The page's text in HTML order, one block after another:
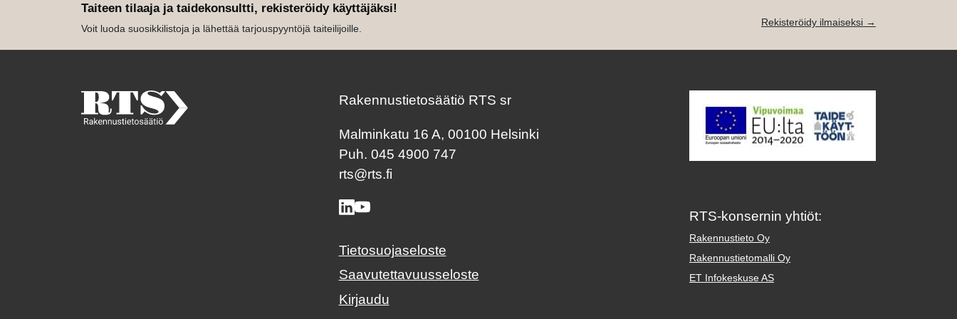
Taiteen tilaaja ja taidekonsultti, rekisteröidy käyttäjäksi!
Voit luoda suosikkilistoja ja lähettää tarjouspyyntöjä taiteilijoille.
Rekisteröidy ilmaiseksi →
Rakennustietosäätiö RTS sr
Malminkatu 16 A, 00100 Helsinki
Puh. 045 4900 747
rts@rts.fi
Tietosuojaseloste
Saavutettavuusseloste
Kirjaudu
RTS-konsernin yhtiöt:
Rakennustieto Oy
Rakennustietomalli Oy
ET Infokeskuse AS